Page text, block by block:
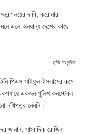
দাবি, করোনার
এলে অন্যান্য দেশের কাছে
ছবিঃ সংগৃহীত
পিএস সাইফুল ইসলামের রুমে
একজন পুলিশ কনস্টেবল
নথিপত্র নেননি।
জানান, সাংবাদিক রোজিনা